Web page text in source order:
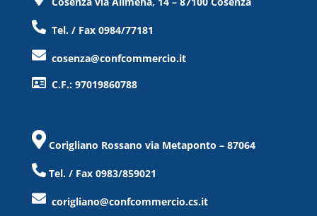
Tel. / Fax 0984/77181
cosenza@confcommercio.it
C.F.: 97019860788
Corigliano Rossano via Metaponto – 87064
Tel. / Fax 0983/859021
corigliano@confcommercio.cs.it